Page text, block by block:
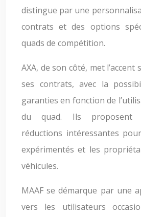
distingue par une
contrats et des options
quads de compétition.
AXA, de son côté, met
ses contrats, avec la
garanties en fonction de
du quad. Ils proposent
réductions intéressantes
expérimentés et les
véhicules.
MAAF se démarque par une
vers les utilisateurs